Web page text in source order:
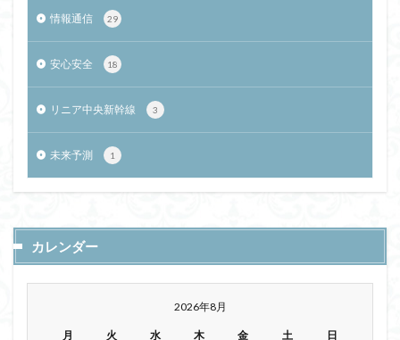
情報通信 29
安心安全 18
リニア中央新幹線 3
未来予測 1
カレンダー
2026年8月
月 火 水 木 金 土 日